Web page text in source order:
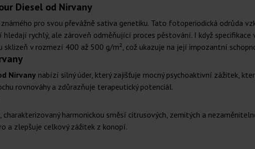
Diesel od Nirvany
známého pro svou převážně sativa genetiku. Tato fotoperiodická odrůda
rychlý, ale zároveň odměňující proces pěstování. I když specifikace
v rozmezí 400 až 500 g/m², což ukazuje na její impozantní
Nirvany nabízí silný úder, který zajišťuje mocný psychoaktivní zážitek,
rovnováhy a zdůrazňuje terapeutický potenciál.
, charakterizovaný harmonickou směsí citrusových, zemitých a
a zlepšuje celkový zážitek z konopí.